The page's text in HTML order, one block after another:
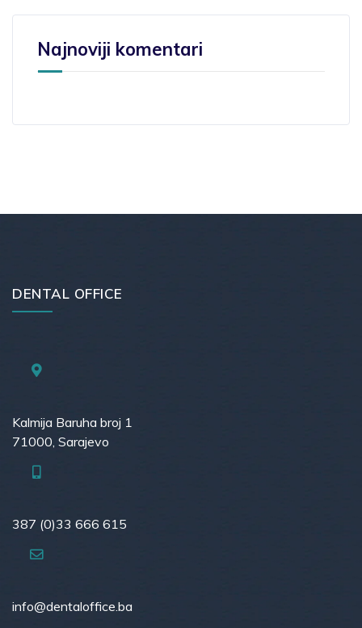
Najnoviji komentari
DENTAL OFFICE
Kalmija Baruha broj 1
71000, Sarajevo
387 (0)33 666 615
info@dentaloffice.ba